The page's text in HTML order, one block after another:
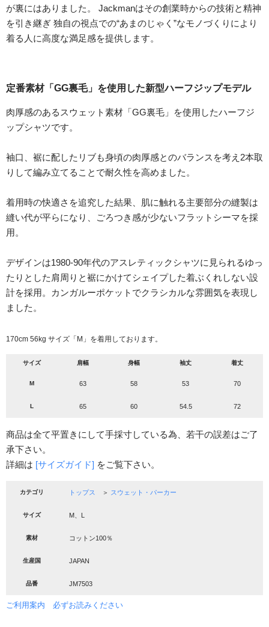
が裏にはありました。 Jackmanはその創業時からの技術と精神
を引き継ぎ 独自の視点での“あまのじゃく”なモノづくりにより
着る人に高度な満足感を提供します。
定番素材「GG裏毛」を使用した新型ハーフジップモデル
肉厚感のあるスウェット素材「GG裏毛」を使用したハーフジ
ップシャツです。
袖口、裾に配したリブも身頃の肉厚感とのバランスを考え2本取
りして編み立てることで耐久性を高めました。
着用時の快適さを追究した結果、肌に触れる主要部分の縫製は
縫い代が平らになり、ごろつき感が少ないフラットシーマを採
用。
デザインは1980‐90年代のアスレティックシャツに見られるゆっ
たりとした肩周りと裾にかけてシェイプした着ぶくれしない設
計を採用。カンガルーポケットでクラシカルな雰囲気を表現し
ました。
170cm 56kg サイズ「M」を着用しております。
サイズ 肩幅 身幅 袖丈 着丈
M 63 58 53 70
L 65 60 54.5 72
商品は全て平置きにして手採寸している為、若干の誤差はご了
承下さい。
詳細は [サイズガイド] をご覧下さい。
カテゴリ トップス ＞ スウェット・パーカー
サイズ M、L
素材 コットン100％
生産国 JAPAN
品番 JM7503
ご利用案内 必ずお読みください